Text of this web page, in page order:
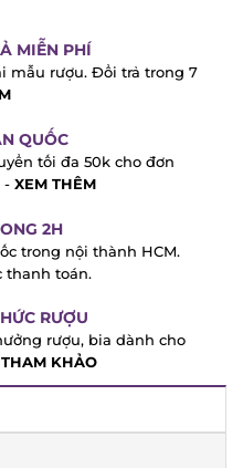
MIỄN PHÍ
mẫu rượu. Đổi trả trong
QUỐC
tối đa 50k cho đơn
2H
trong nội thành HCM.
RƯỢU
rượu, bia dành cho
THAM KHẢO